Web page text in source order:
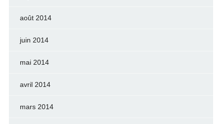
août 2014
juin 2014
mai 2014
avril 2014
mars 2014